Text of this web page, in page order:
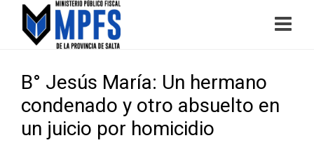
B° Jesús María: Un hermano
condenado y otro absuelto en
un juicio por homicidio